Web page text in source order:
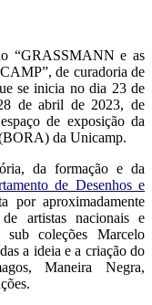
“GRASSMANN e as
de curadoria de
se inicia no dia 23 de
de abril de 2023, de
de exposição da
da Unicamp.
da formação e da
de Desenhos e
por aproximadamente
artistas nacionais e
sub coleções Marcelo
a ideia e a criação do
Maneira Negra,